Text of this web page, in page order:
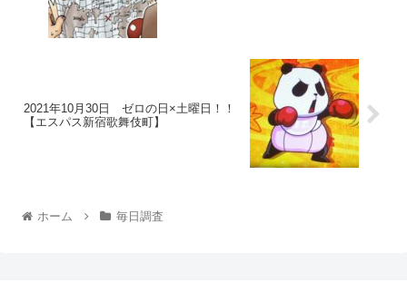
2021年10月30日 ゼロの日×土曜日！！
【エスパス新宿歌舞伎町】
ホーム 毎日調査